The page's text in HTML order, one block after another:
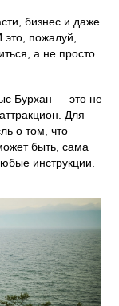
бизнес и даже
пожалуй,
а не просто
Бурхан — это не
Для
о том, что
быть, сама
инструкции.